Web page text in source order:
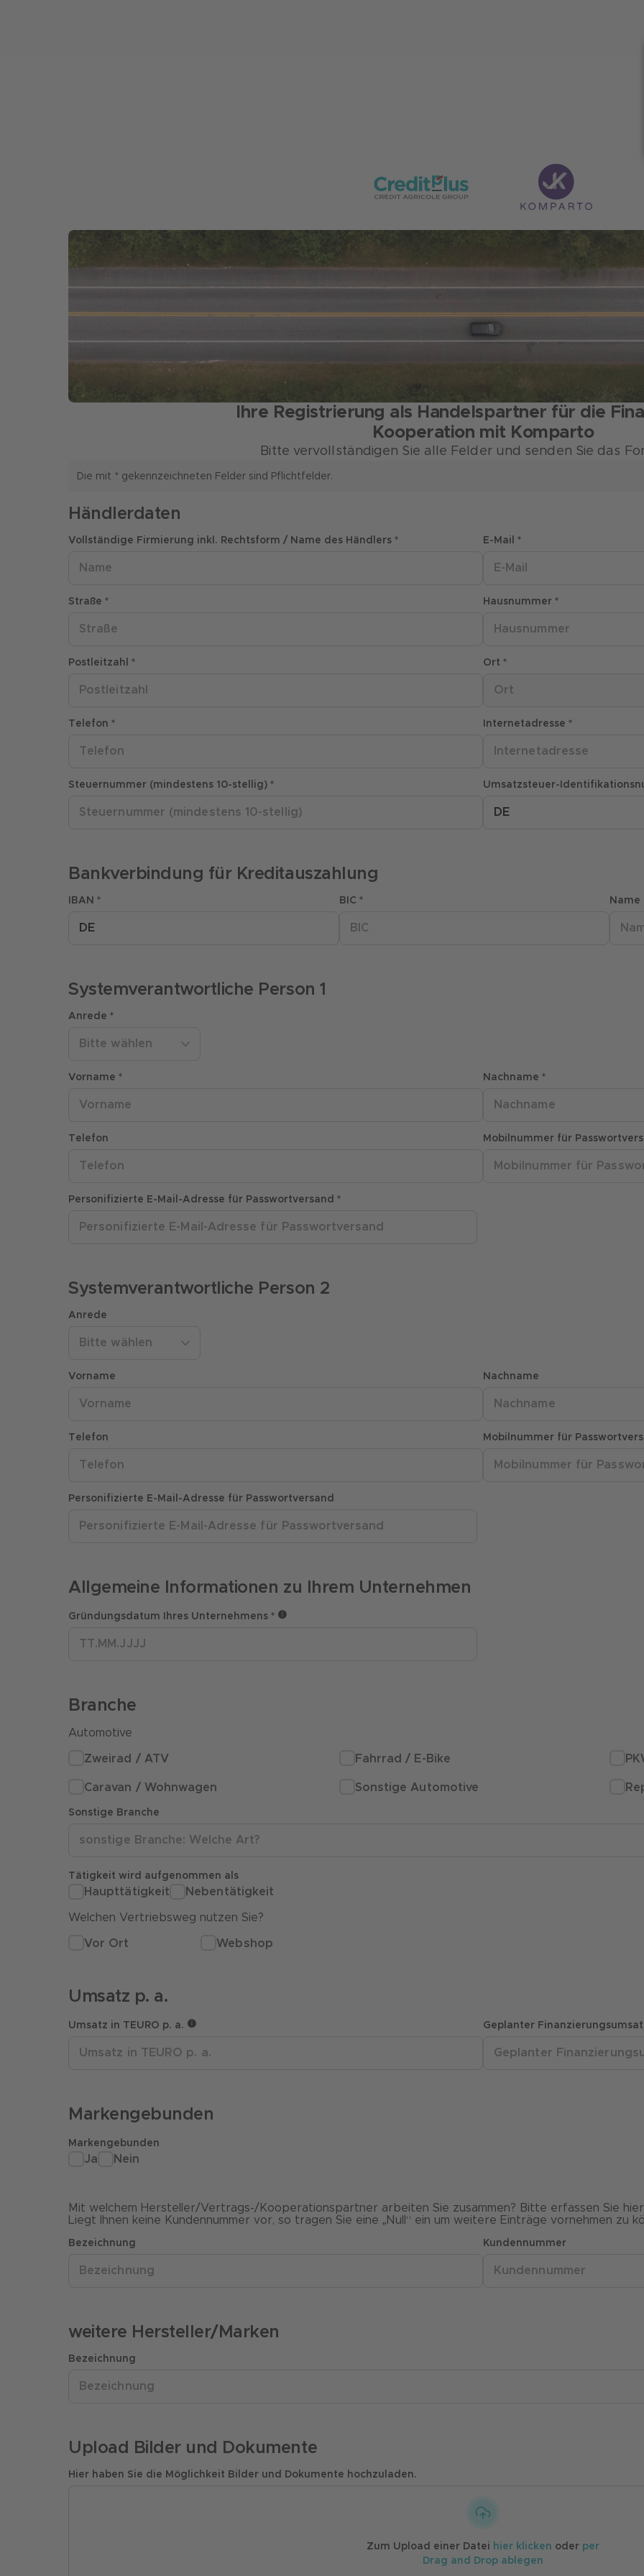
Ihre Registrierung als Handelspartner für die
Kooperation mit Komparto
Bitte vervollständigen Sie alle Felder und senden Sie das
Die mit * gekennzeichneten Felder sind Pflichtfelder.
Händlerdaten
Vollständige Firmierung inkl. Rechtsform / Name des Händlers * E-Mail *
Straße * Hausnummer *
Postleitzahl * Ort *
Ort
Telefon * Internetadresse *
Steuernummer (mindestens 10-stellig) * Umsatzsteuer-
Bankverbindung für Kreditauszahlung
IBAN * BIC * Name
Systemverantwortliche Person1
Anrede *
Bitte wählen
Vorname * Nachname *
Telefon Mobilnummer für
Personifizierte E-Mail-Adresse für Passwortversand *
Systemverantwortliche Person 2
Anrede
Bitte wählen
Vorname Nachname
Telefon Mobilnummer für
Personifizierte E-Mail-Adresse für Passwortversand
Allgemeine Informationen zu Ihrem Unternehmen
Gründungsdatum Ihres Unternehmens *
Branche
Automotive
Zweirad / ATV Fahrrad / E-Bike
Caravan / Wohnwagen Sonstige Automotive
Sonstige Branche
Tätigkeit wird aufgenommen als
Haupttätigkeit Nebentätigkeit
Welchen Vertriebsweg nutzen Sie?
Vor Ort Webshop
Umsatz p. a.
Umsatz in TEURO p. a. Geplanter
Markengebunden
Markengebunden
Ja Nein
Mit welchem Hersteller/Vertrags-/Kooperationspartner arbeiten Sie zusammen? Bitte erfassen Sie hier
Liegt Ihnen keine Kundennummer vor, so tragen Sie eine „Null“ ein um weitere Einträge vornehmen zu
Bezeichnung Kundennummer
weitere Hersteller/Marken
Bezeichnung
Upload Bilder und Dokumente
Hier haben Sie die Möglichkeit Bilder und Dokumente hochzuladen.
Zum Upload einer Datei hier klicken oder per
Drag and Drop ablegen